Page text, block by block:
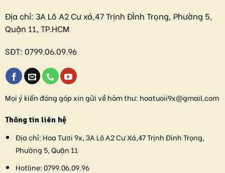
Địa chỉ: 3A Lô A2 Cư xá,47 Trịnh ĐÌnh Trọng, Phường 5,
Quận 11, TP.HCM
SĐT: 0799.06.09.96
Mọi ý kiến đóng góp xin gửi về hòm thư: hoatuoii9x@gmail.com
Thông tin liên hệ
Địa chỉ: Hoa Tươi 9x, 3A Lô A2 Cư Xá,47 Trịnh Đình Trọng,
Phường 5, Quận 11
Hotline:0799.06.09.96